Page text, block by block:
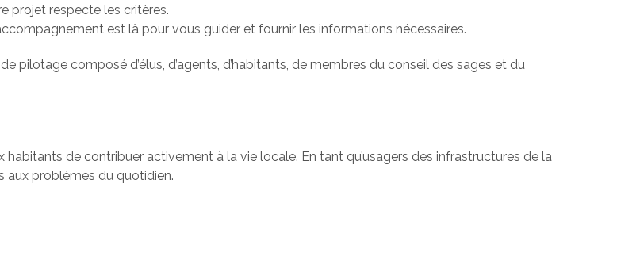
projet respecte les critères.
est là pour vous guider et fournir les informations nécessaires.
pilotage composé d’élus, d’agents, d’habitants, de membres du conseil des sages et du
de contribuer activement à la vie locale. En tant qu’usagers des infrastructures de la
aux problèmes du quotidien.